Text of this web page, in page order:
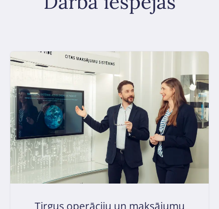
Tirgus operāciju un maksājumu